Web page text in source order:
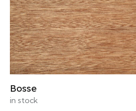
Bosse
in stock